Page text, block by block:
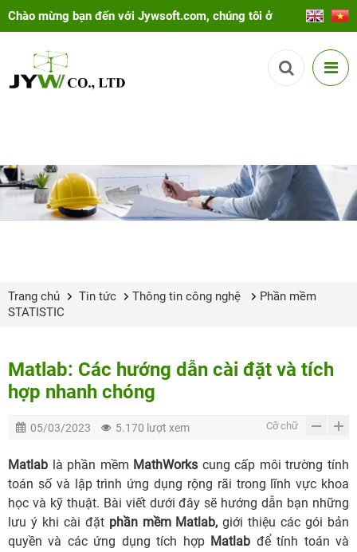
Chào mừng bạn đến với Jywsoft.com, chúng tôi ở
đây để giúp bạn!
Trang chủ Tin tức Thông tin công nghệ
Phần mềm
STATISTIC
Matlab: Các hướng dẫn cài đặt và tích
hợp nhanh chóng
05/03/2023 5.170 lượt xem Cỡ chữ
Matlab là phần mềm MathWorks cung cấp môi trường tính
toán số và lập trình ứng dụng rộng rãi trong lĩnh vực khoa
học và kỹ thuật. Bài viết dưới đây sẽ hướng dẫn bạn những
lưu ý khi cài đặt phần mềm Matlab, giới thiệu các gói bản
quyền và các ứng dụng tích hợp Matlab để tính toán và